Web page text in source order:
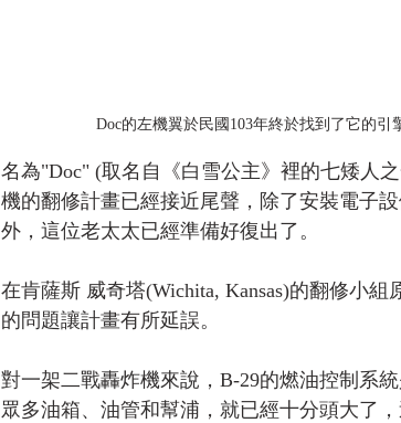
Doc的左機翼於民國103年終於找到了它的
名為"Doc" (取名自《白雪公主》裡的七矮人
機的翻修計畫已經接近尾聲，除了安裝電子
外，這位老太太已經準備好復出了。
在肯薩斯 威奇塔(Wichita, Kansas)的翻修小
的問題讓計畫有所延誤。
對一架二戰轟炸機來說，B-29的燃油控制系
眾多油箱、油管和幫浦，就已經十分頭大了